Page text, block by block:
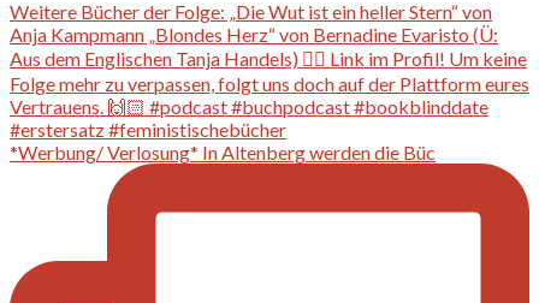
*Werbung/ Verlosung* In Altenberg werden die Büc